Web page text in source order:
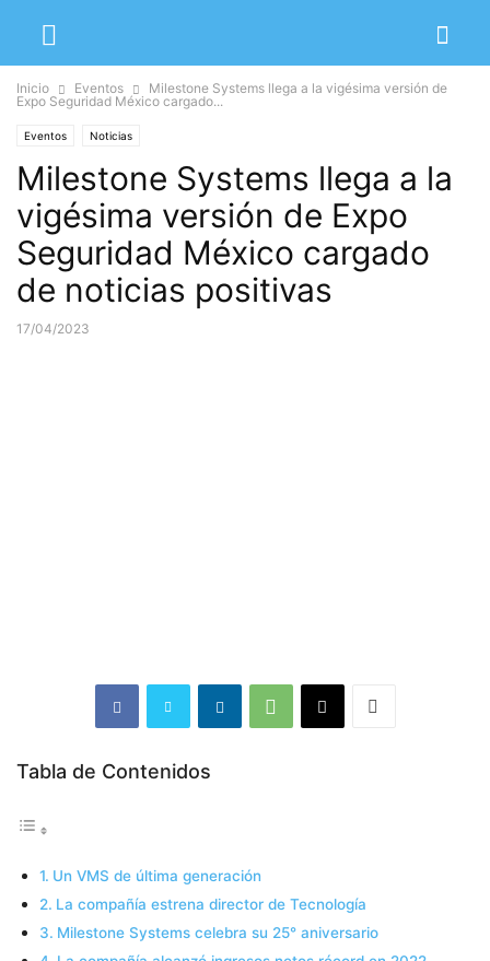
Inicio Eventos
Milestone Systems llega a la vigésima versión de
Expo Seguridad México cargado...
Eventos Noticias
Milestone Systems llega a la
vigésima versión de Expo
Seguridad México cargado
de noticias positivas
17/04/2023
Tabla de Contenidos
Un VMS de última generación
La compañía estrena director de Tecnología
Milestone Systems celebra su 25° aniversario